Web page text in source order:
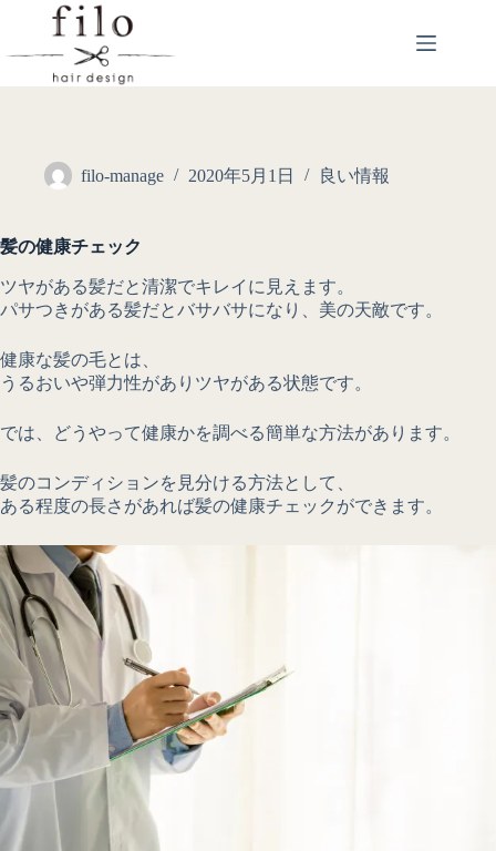
filo-manage 2020年5月1日 良い情報
髪の健康チェック
ツヤがある髪だと清潔でキレイに見えます。
パサつきがある髪だとバサバサになり、美の天敵です。
健康な髪の毛とは、
うるおいや弾力性がありツヤがある状態です。
では、どうやって健康かを調べる簡単な方法があります。
髪のコンディションを見分ける方法として、
ある程度の長さがあれば髪の健康チェックができます。